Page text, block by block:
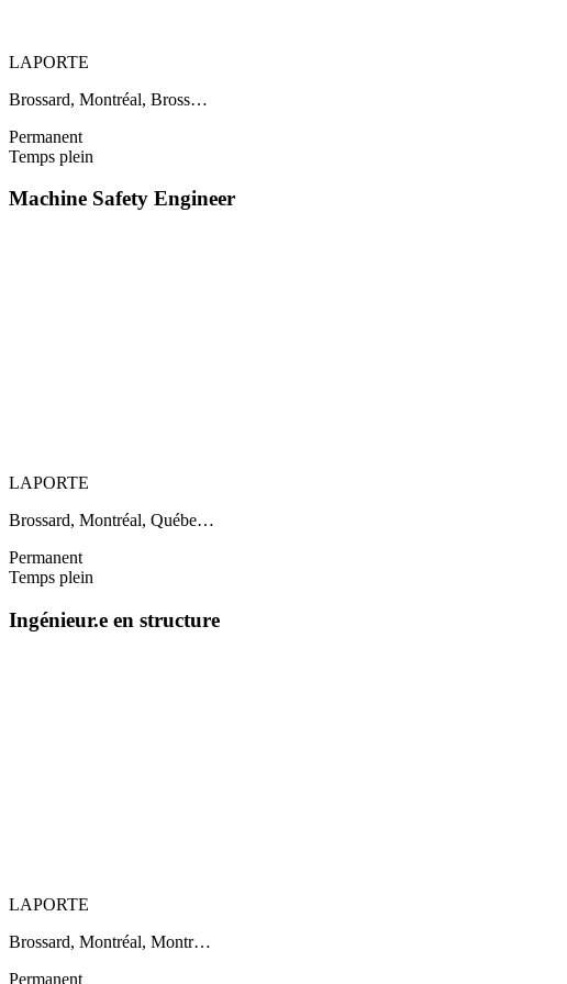
LAPORTE
Brossard, Montréal, Bross…
Permanent
Temps plein
Machine Safety Engineer
LAPORTE
Brossard, Montréal, Québe…
Permanent
Temps plein
Ingénieur.e en structure
LAPORTE
Brossard, Montréal, Montr…
Permanent